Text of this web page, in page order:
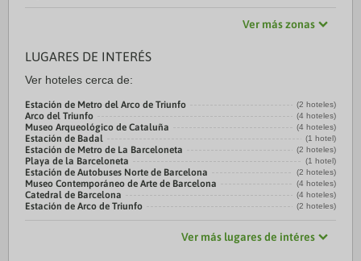
Ver más zonas
LUGARES DE INTERÉS
Ver hoteles cerca de:
Estación de Metro del Arco de Triunfo (2 hoteles)
Arco del Triunfo (4 hoteles)
Museo Arqueológico de Cataluña (4 hoteles)
Estación de Badal (1 hotel)
Estación de Metro de La Barceloneta (2 hoteles)
Playa de la Barceloneta (1 hotel)
Estación de Autobuses Norte de Barcelona (2 hoteles)
Museo Contemporáneo de Arte de Barcelona (4 hoteles)
Catedral de Barcelona (4 hoteles)
Estación de Arco de Triunfo (2 hoteles)
Ver más lugares de intéres